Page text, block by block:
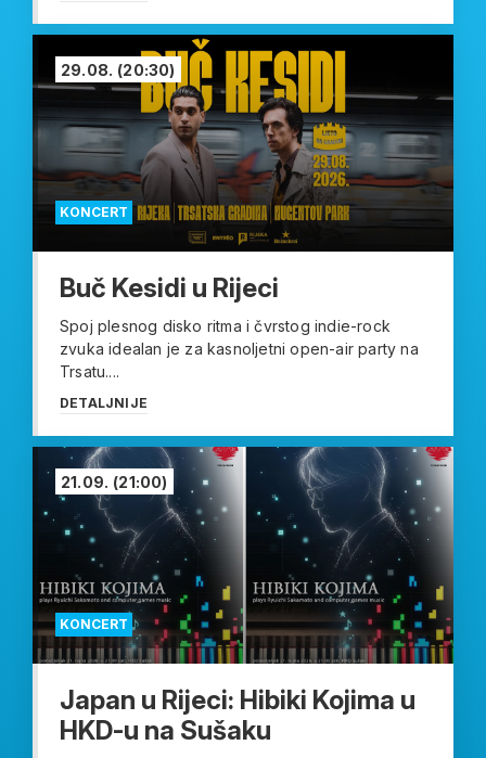
KONCERT
29.08. (20:30)
Buč Kesidi u Rijeci
Spoj plesnog disko ritma i čvrstog indie-rock
zvuka idealan je za kasnoljetni open-air party na
Trsatu....
DETALJNIJE
KONCERT
21.09. (21:00)
Japan u Rijeci: Hibiki Kojima u
HKD-u na Sušaku